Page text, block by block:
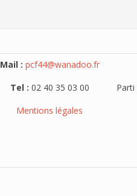
Mail : pcf44@wanadoo.fr
Tel : 02 40 35 03 00
Mentions légales